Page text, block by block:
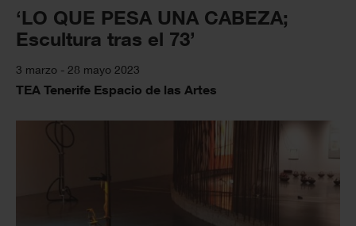
‘LO QUE PESA UNA CABEZA;
Escultura tras el 73’
3 marzo - 28 mayo 2023
TEA Tenerife Espacio de las Artes